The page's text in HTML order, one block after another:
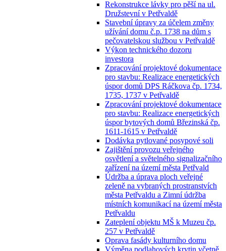
Rekonstrukce lávky pro pěší na ul.
Družstevní v Petřvaldě
Stavební úpravy za účelem změny
užívání domu č.p. 1738 na dům s
pečovatelskou službou v Petřvaldě
Výkon technického dozoru
investora
Zpracování projektové dokumentace
pro stavbu: Realizace energetických
úspor domů DPS Ráčkova čp. 1734,
1735, 1737 v Petřvaldě
Zpracování projektové dokumentace
pro stavbu: Realizace energetických
úspor bytových domů Březinská čp.
1611-1615 v Petřvaldě
Dodávka pytlované posypové soli
Zajištění provozu veřejného
osvětlení a světelného signalizačního
zařízení na území města Petřvald
Údržba a úprava ploch veřejné
zeleně na vybraných prostranstvích
města Petřvaldu a Zimní údržba
místních komunikací na území města
Petřvaldu
Zateplení objektu MŠ k Muzeu čp.
257 v Petřvaldě
Oprava fasády kulturního domu
Výměna podlahových krytin včetně